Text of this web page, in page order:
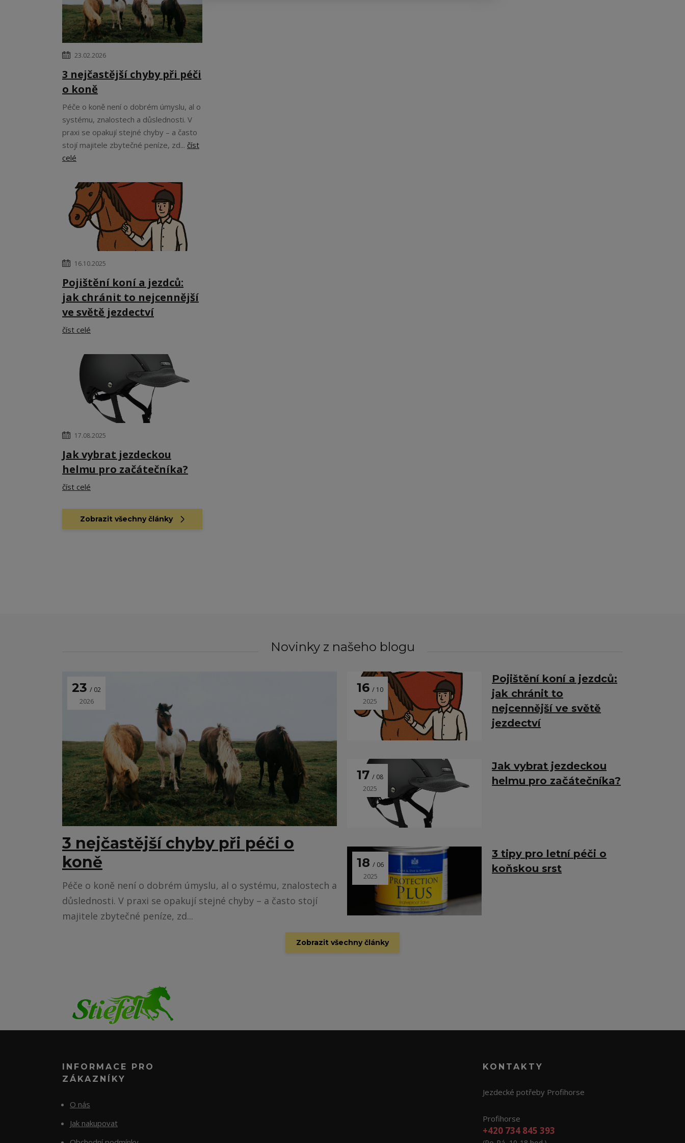
23.02.2026
3 nejčastější chyby při péči
o koně
Péče o koně není o dobrém úmyslu, al o
systému, znalostech a důslednosti. V
praxi se opakují stejné chyby – a často
stojí majitele zbytečné peníze, zd... číst
celé
16.10.2025
Pojištění koní a jezdců:
jak chránit to nejcennější
ve světě jezdectví
číst celé
17.08.2025
Jak vybrat jezdeckou
helmu pro začátečníka?
číst celé
Zobrazit všechny články
Novinky z našeho blogu
23 02
2026
3 nejčastější chyby při péči o
koně
Péče o koně není o dobrém úmyslu, al o systému, znalostech a
důslednosti. V praxi se opakují stejné chyby – a často stojí
majitele zbytečné peníze, zd...
16 10
2025
Pojištění koní a jezdců:
jak chránit to
nejcennější ve světě
jezdectví
17 08
2025
Jak vybrat jezdeckou
helmu pro začátečníka?
18 06
2025
3 tipy pro letní péči o
koňskou srst
Zobrazit všechny články
INFORMACE PRO
ZÁKAZNÍKY
O nás
Jak nakupovat
KONTAKTY
Jezdecké potřeby Profihorse
Profihorse
+420 734 845 393